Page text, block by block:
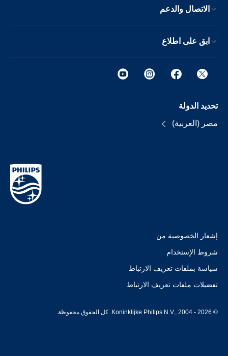
الاتصال والدعم
ابق على اطلاع
تحديد الدولة
مصر (العربية)
إشعار الخصوصية من
شروط الإستخدام
سياسة بملفات تعريف الارتباط
تفضيلات ملفات تعريف الارتباط
© Koninklijke Philips N.V., 2004 - 2026. كل الحقوق محفوظة.